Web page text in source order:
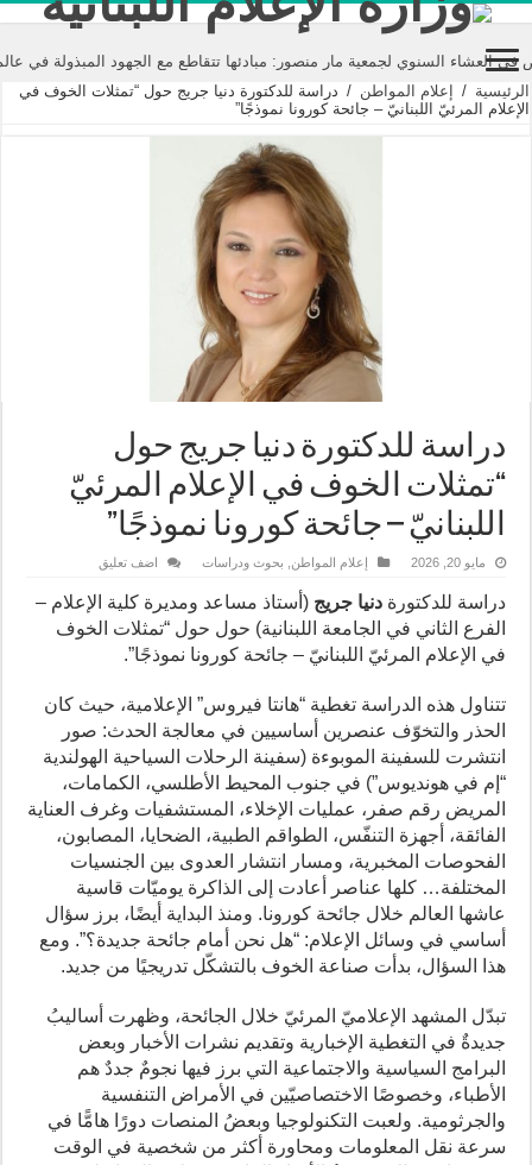
السنوي لجمعية مار منصور: مبادئها تتقاطع مع الجهود المبذولة في عالم
الرئيسية / إعلام المواطن / دراسة للدكتورة دنيا جريج حول “تمثلات الخوف في
الإعلام المرئيّ اللبنانيّ – جائحة كورونا نموذجًا”
دراسة للدكتورة دنيا جريج حول
“تمثلات الخوف في الإعلام المرئيّ
اللبنانيّ – جائحة كورونا نموذجًا”
مايو 20, 2026 إعلام المواطن بحوث ودراسات اضف تعليق
دراسة للدكتورةدنيا جريج (أستاذ مساعد ومديرة كلية الإعلام –
الفرع الثاني في الجامعة اللبنانية) حول حول “تمثلات الخوف
في الإعلام المرئيّ اللبنانيّ – جائحة كورونا نموذجًا”.
تتناول هذه الدراسة تغطية “هانتا فيروس” الإعلامية، حيث كان
الحذر والتخوّف عنصرين أساسيين في معالجة الحدث: صور
انتشرت للسفينة الموبوءة (سفينة الرحلات السياحية الهولندية
“إم في هونديوس”) في جنوب المحيط الأطلسي، الكمامات،
المريض رقم صفر، عمليات الإخلاء، المستشفيات وغرف العناية
الفائقة، أجهزة التنفّس، الطواقم الطبية، الضحايا، المصابون،
الفحوصات المخبرية، ومسار انتشار العدوى بين الجنسيات
المختلفة… كلها عناصر أعادت إلى الذاكرة يوميّات قاسية
عاشها العالم خلال جائحة كورونا. ومنذ البداية أيضًا، برز سؤال
أساسي في وسائل الإعلام: “هل نحن أمام جائحة جديدة؟”. ومع
هذا السؤال، بدأت صناعة الخوف بالتشكّل تدريجيًا من جديد.
تبدّل المشهد الإعلاميّ المرئيّ خلال الجائحة، وظهرت أساليبُ
جديدةٌ في التغطية الإخبارية وتقديم نشرات الأخبار وبعض
البرامج السياسية والاجتماعية التي برز فيها نجومٌ جددٌ هم
الأطباء، وخصوصًا الاختصاصيّين في الأمراض التنفسية
والجرثومية. ولعبت التكنولوجيا وبعضُ المنصات دورًا هامًّا في
سرعة نقل المعلومات ومحاورة أكثر من شخصية في الوقت